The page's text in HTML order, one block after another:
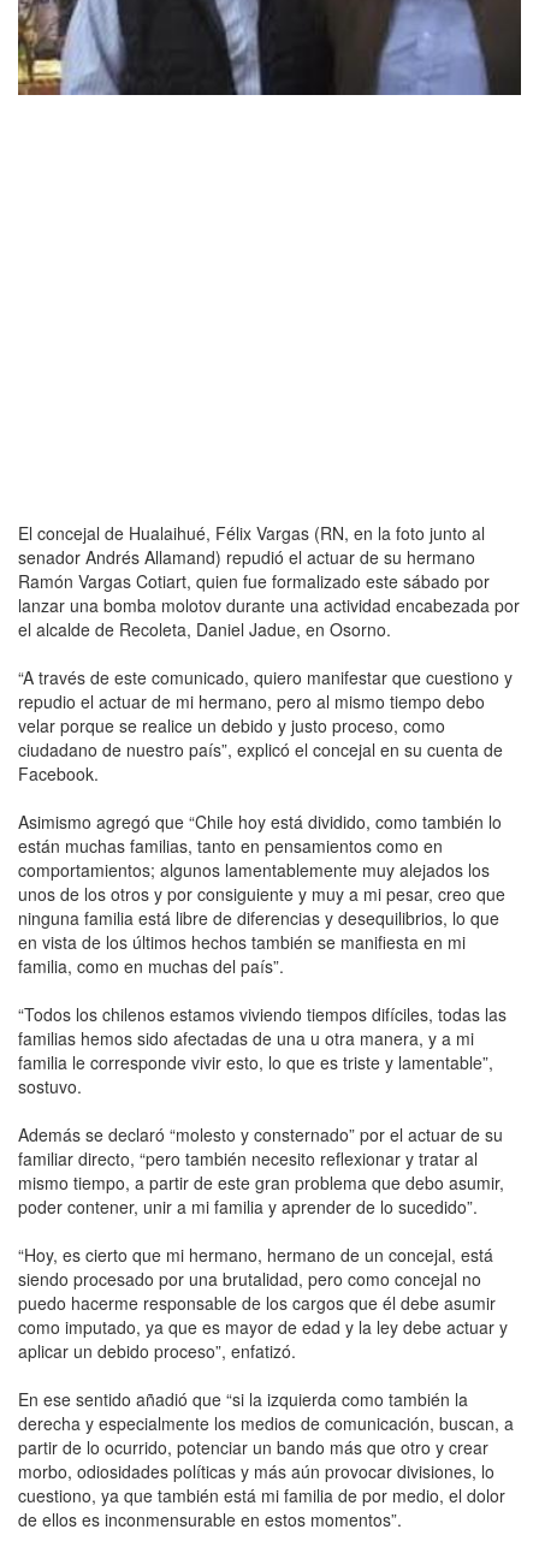
El concejal de Hualaihué, Félix Vargas (RN, en la foto junto al
senador Andrés Allamand) repudió el actuar de su hermano
Ramón Vargas Cotiart, quien fue formalizado este sábado por
lanzar una bomba molotov durante una actividad encabezada por
el alcalde de Recoleta, Daniel Jadue, en Osorno.
“A través de este comunicado, quiero manifestar que cuestiono y
repudio el actuar de mi hermano, pero al mismo tiempo debo
velar porque se realice un debido y justo proceso, como
ciudadano de nuestro país”, explicó el concejal en su cuenta de
Facebook.
Asimismo agregó que “Chile hoy está dividido, como también lo
están muchas familias, tanto en pensamientos como en
comportamientos; algunos lamentablemente muy alejados los
unos de los otros y por consiguiente y muy a mi pesar, creo que
ninguna familia está libre de diferencias y desequilibrios, lo que
en vista de los últimos hechos también se manifiesta en mi
familia, como en muchas del país”.
“Todos los chilenos estamos viviendo tiempos difíciles, todas las
familias hemos sido afectadas de una u otra manera, y a mi
familia le corresponde vivir esto, lo que es triste y lamentable”,
sostuvo.
Además se declaró “molesto y consternado” por el actuar de su
familiar directo, “pero también necesito reflexionar y tratar al
mismo tiempo, a partir de este gran problema que debo asumir,
poder contener, unir a mi familia y aprender de lo sucedido”.
“Hoy, es cierto que mi hermano, hermano de un concejal, está
siendo procesado por una brutalidad, pero como concejal no
puedo hacerme responsable de los cargos que él debe asumir
como imputado, ya que es mayor de edad y la ley debe actuar y
aplicar un debido proceso”, enfatizó.
En ese sentido añadió que “si la izquierda como también la
derecha y especialmente los medios de comunicación, buscan, a
partir de lo ocurrido, potenciar un bando más que otro y crear
morbo, odiosidades políticas y más aún provocar divisiones, lo
cuestiono, ya que también está mi familia de por medio, el dolor
de ellos es inconmensurable en estos momentos”.